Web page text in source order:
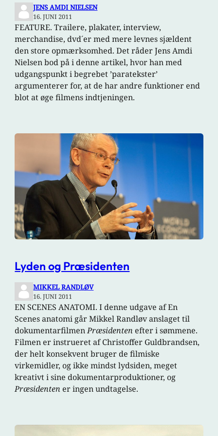
JENS AMDI NIELSEN
16. JUNI 2011
FEATURE. Trailere, plakater, interview,
merchandise, dvd´er med mere levnes sjældent
den store opmærksomhed. Det råder Jens Amdi
Nielsen bod på i denne artikel, hvor han med
udgangspunkt i begrebet ’paratekster’
argumenterer for, at de har andre funktioner end
blot at øge filmens indtjeningen.
Lyden og Præsidenten
MIKKEL RANDLØV
16. JUNI 2011
EN SCENES ANATOMI. I denne udgave af En
Scenes anatomi går Mikkel Randløv anslaget til
dokumentarfilmenPræsidenten efter i sømmene.
Filmen er instrueret af Christoffer Guldbrandsen,
der helt konsekvent bruger de filmiske
virkemidler, og ikke mindst lydsiden, meget
kreativt i sine dokumentarproduktioner, og
Præsidenten er ingen undtagelse.